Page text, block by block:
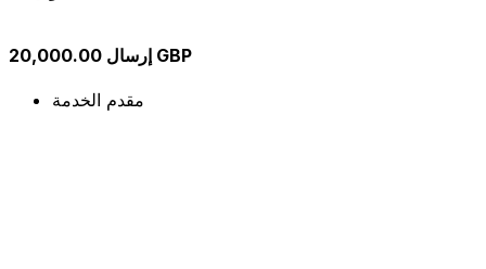
إرسال 20,000.00 GBP
مقدم الخدمة